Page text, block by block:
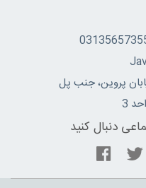
پروين، جنب پل
3
دنبال کنید